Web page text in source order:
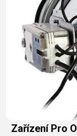
Zařízení Pro